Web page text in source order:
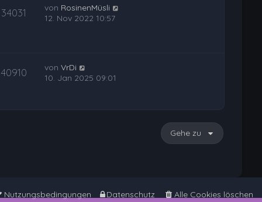
34031 von RosinenMüsli
12. Nov 2022 10:57
40910 vonVrDi
10. Jan 2025 09:01
Gehe zu
Alle Cookies löschen
Datenschutz
Nutzungsbedingungen